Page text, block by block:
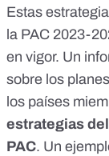
Estas
la PAC 2023-
en vigor. Un
sobre los
los países
estrategias
PAC. Un